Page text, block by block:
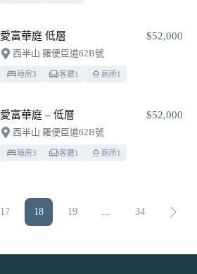
愛富華庭 低層 $52,000
西半山 羅便臣道62B號
睡房3 客廳1 廁所1
愛富華庭 – 低層 $52,000
西半山 羅便臣道62B號
睡房3 客廳1 廁所1
17 18 19 ... 34